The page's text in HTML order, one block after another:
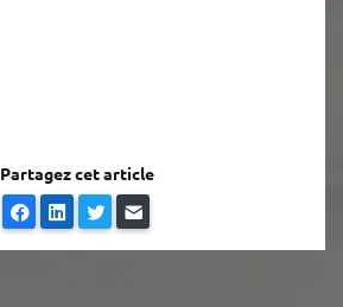
Partagez cet article
FacebookLinkedInTwitter